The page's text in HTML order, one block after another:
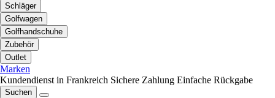
Schläger
Golfwagen
Golfhandschuhe
Zubehör
Outlet
Marken
Kundendienst in Frankreich Sichere Zahlung Einfache Rückgabe
Suchen